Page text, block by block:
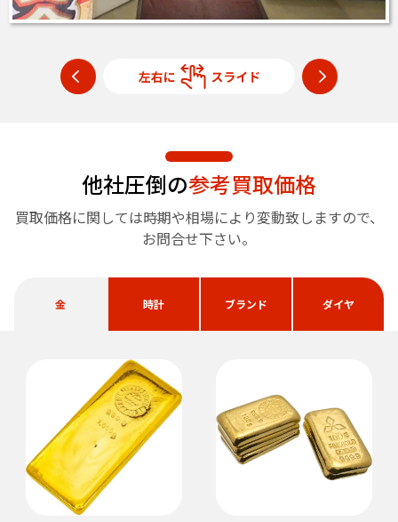
他社圧倒の参考買取価格
買取価格に関しては時期や相場により変動致しますので、
お問合せ下さい。
金 時計 ブランド ダイヤ